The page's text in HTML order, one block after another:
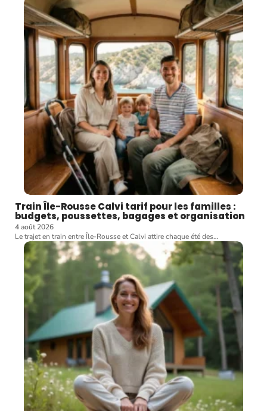
Train Île-Rousse Calvi tarif pour les familles :
budgets, poussettes, bagages et organisation
4 août 2026
Le trajet en train entre Île-Rousse et Calvi attire chaque été des…